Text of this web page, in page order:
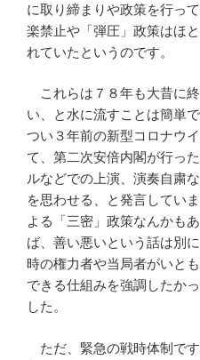
に取り締まりや政策を行っ
楽禁止や「弾圧」政策はほ
れていたというのです。
これらは７８年も大昔に
い、と水に流すことは簡単
つい３年前の新型コロナウ
て、第二次安倍内閣が行っ
ルなどでの上演、演奏自粛
を思わせる、と発言してい
よる「三密」政策なんかも
ば、善い悪いという話は別
時の権力者や当局者がいと
できる仕組みを強調したか
した。
ただ、緊急の戦時体制です